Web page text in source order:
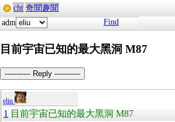
cht 奇聞趣聞
adm
Find
目前宇宙已知的最大黑洞 M87
----------- Reply -----------
eliu
1 目前宇宙已知的最大黑洞 M87